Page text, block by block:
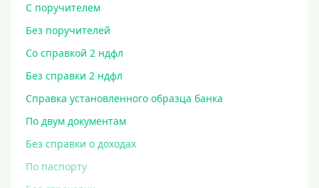
С поручителем
Без поручителей
Со справкой 2 ндфл
Без справки 2 ндфл
Справка установленного образца банка
По двум документам
Без справки о доходах
По паспорту